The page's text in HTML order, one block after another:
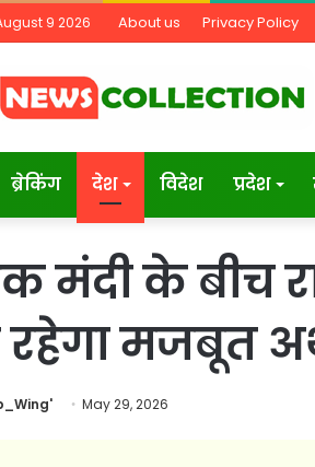
9 2026 About us Privacy Policy
ब्रेकिंग देश विदेश प्रदेश
मंदी के बीच
मजबूत
May 29, 2026